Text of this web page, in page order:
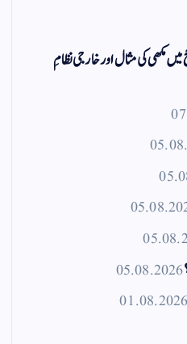
مکھی کی مثال اور خارجی نظامِ
05.08.2026
01.08.2026